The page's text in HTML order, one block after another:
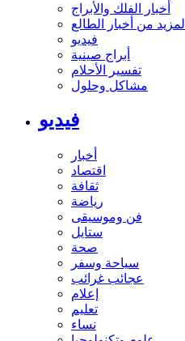
أخبار الفلك والأبراج
المزيد من أخبار الطالع
فيديو
أبراج صينية
تفسير الأحلام
مشاكل وحلول
فيديو
أخبار
اقتصاد
ثقافة
رياضة
فن وموسيقى
ستايل
صحة
سياحة وسفر
عجائب غرائب
إعلام
تعليم
نساء